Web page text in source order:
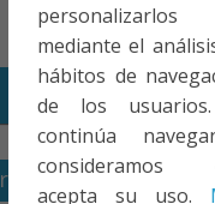
personalizarlos
mediante el
hábitos de
de los
continúa
consideramos
acepta su uso.